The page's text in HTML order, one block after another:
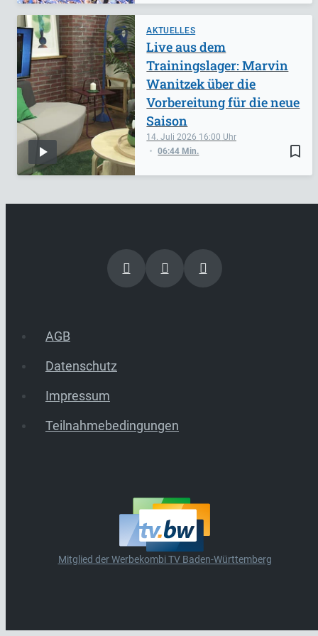
AKTUELLES
bookmark_border
14. Juli 2026 16:00
06:44 Min.
Live aus dem
Trainingslager: Marvin
Wanitzek über die
Vorbereitung für die neue
Saison
AGB
Datenschutz
Impressum
Teilnahmebedingungen
Mitglied der Werbekombi TV Baden-Württemberg